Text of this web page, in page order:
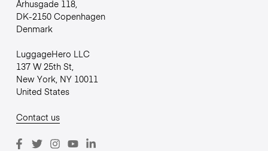
Århusgade 118,
DK-2150 Copenhagen
Denmark
LuggageHero LLC
137 W 25th St,
New York, NY 10011
United States
Contact us